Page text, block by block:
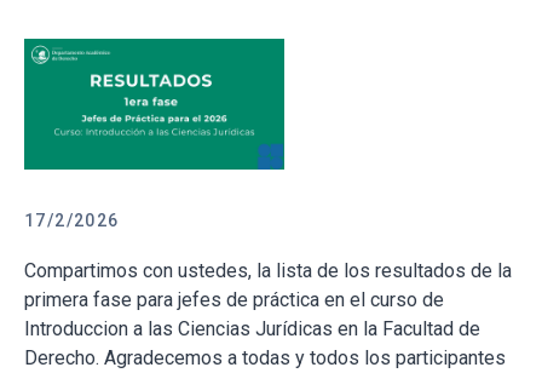
17/2/2026
Compartimos con ustedes, la lista de los resultados de la
primera fase para jefes de práctica en el curso de
Introduccion a las Ciencias Jurídicas en la Facultad de
Derecho. Agradecemos a todas y todos los participantes